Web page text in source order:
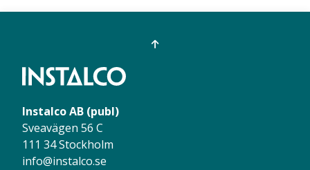
Instalco AB (publ)
Sveavägen 56 C
111 34 Stockholm
info@instalco.se